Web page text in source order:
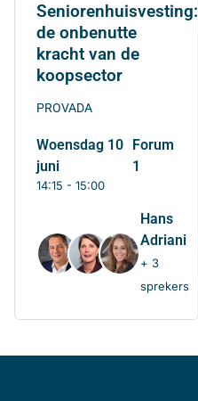
Seniorenhuisvesting:
de onbenutte
kracht van de
koopsector
PROVADA
woensdag 10
juni
14:15 - 15:00
Forum
1
Hans
Adriani
+ 3
sprekers